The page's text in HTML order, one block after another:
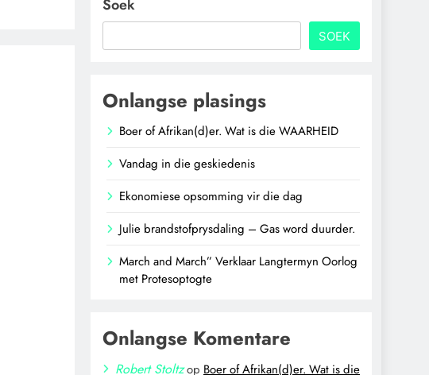
Soek
SOEK
Onlangse plasings
Boer of Afrikan(d)er. Wat is die WAARHEID
Vandag in die geskiedenis
Ekonomiese opsomming vir die dag
Julie brandstofprysdaling – Gas word duurder.
March and March” Verklaar Langtermyn Oorlog
met Protesoptogte
Onlangse Komentare
Robert Stoltzop Boer of Afrikan(d)er. Wat is die